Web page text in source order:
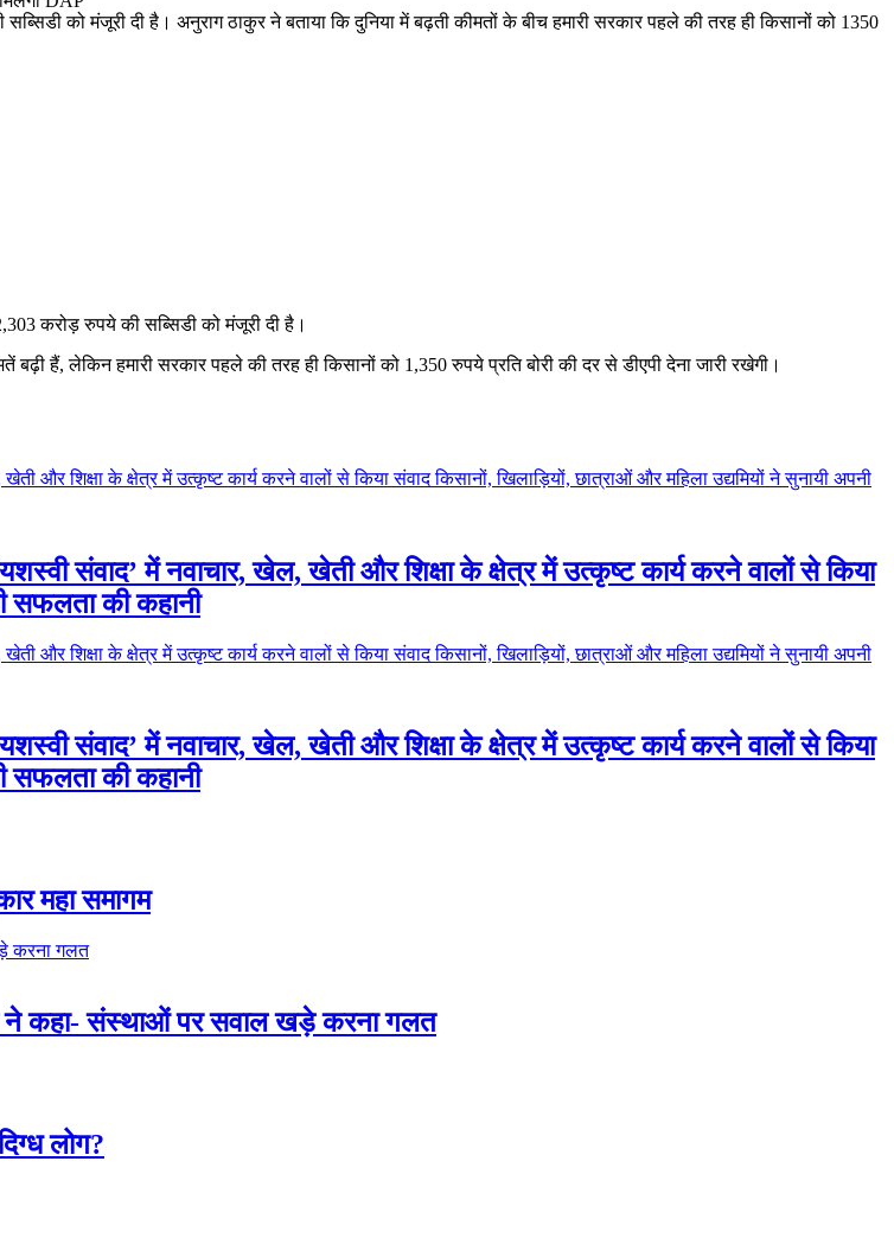
को मंजूरी दी है। अनुराग ठाकुर ने बताया कि दुनिया में बढ़ती कीमतों के बीच हमारी सरकार पहले की तरह ही किसानों को 1350
करोड़ रुपये की सब्सिडी को मंजूरी दी है।
हैं, लेकिन हमारी सरकार पहले की तरह ही किसानों को 1,350 रुपये प्रति बोरी की दर से डीएपी देना जारी रखेगी।
संवाद’ में नवाचार, खेल, खेती और शिक्षा के क्षेत्र में उत्कृष्ट कार्य करने वालों से किया
सफलता की कहानी
संवाद’ में नवाचार, खेल, खेती और शिक्षा के क्षेत्र में उत्कृष्ट कार्य करने वालों से किया
सफलता की कहानी
महा समागम
ने कहा- संस्थाओं पर सवाल खड़े करना गलत
लोग?